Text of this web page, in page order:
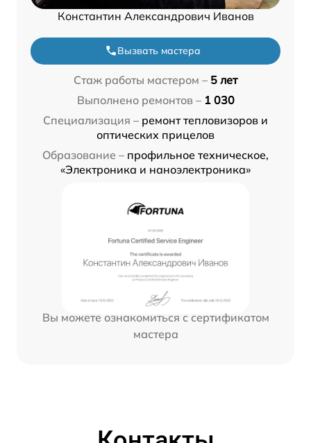
Константин Александрович Иванов
Вызвать мастера
Стаж работы мастером – 5 лет
Выполнено ремонтов – 1 030
Специализация – ремонт тепловизоров и
оптических прицелов
Образование – профильное техническое,
«Электроника и наноэлектроника»
Вы можете ознакомиться с сертификатом
мастера